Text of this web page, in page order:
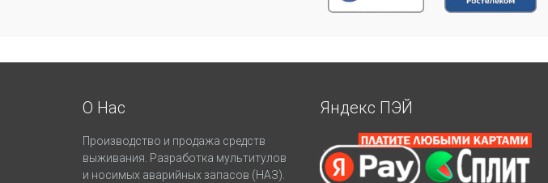
О Нас
Производство и продажа средств
выживания. Разработка мультитулов
и носимых аварийных запасов (НАЗ).
Яндекс ПЭЙ